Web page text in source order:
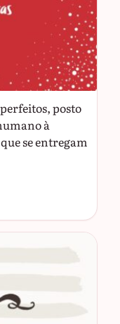
posto
à
se entregam